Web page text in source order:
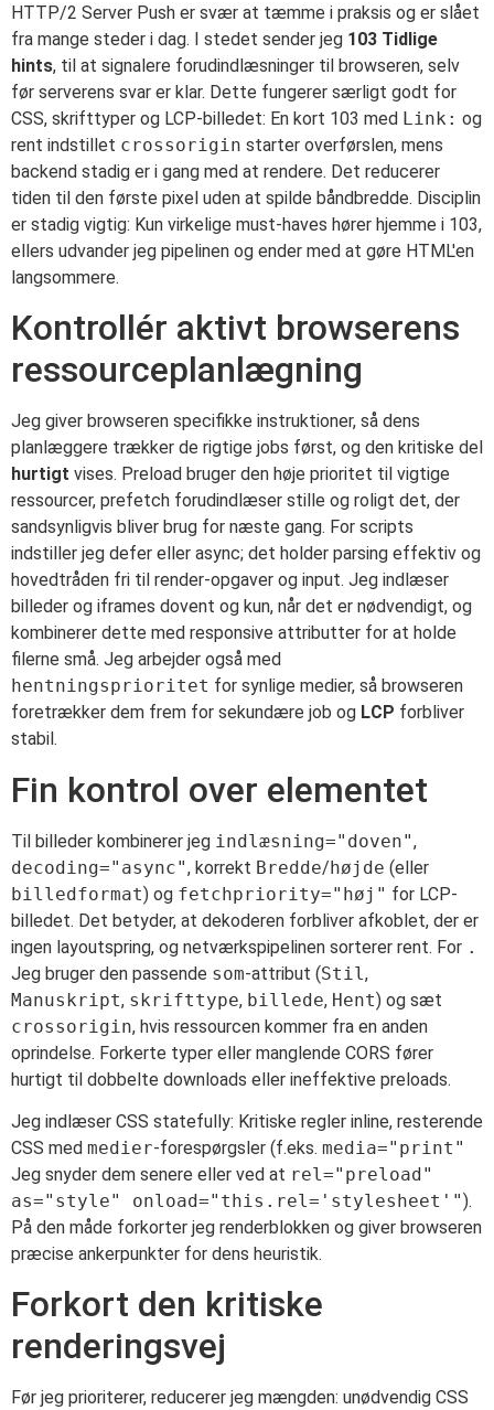
HTTP/2 Server Push er svær at tæmme i praksis og er slået
fra mange steder i dag. I stedet sender jeg 103 Tidlige
hints, til at signalere forudindlæsninger til browseren, selv
før serverens svar er klar. Dette fungerer særligt godt for
CSS, skrifttyper og LCP-billedet: En kort 103 med Link: og
rent indstillet crossorigin starter overførslen, mens
backend stadig er i gang med at rendere. Det reducerer
tiden til den første pixel uden at spilde båndbredde. Disciplin
er stadig vigtig: Kun virkelige must-haves hører hjemme i 103,
ellers udvander jeg pipelinen og ender med at gøre HTML'en
langsommere.
Kontrollér aktivt browserens
ressourceplanlægning
Jeg giver browseren specifikke instruktioner, så dens
planlæggere trækker de rigtige jobs først, og den kritiske del
hurtigt vises. Preload bruger den høje prioritet til vigtige
ressourcer, prefetch forudindlæser stille og roligt det, der
sandsynligvis bliver brug for næste gang. For scripts
indstiller jeg defer eller async; det holder parsing effektiv og
hovedtråden fri til render-opgaver og input. Jeg indlæser
billeder og iframes dovent og kun, når det er nødvendigt, og
kombinerer dette med responsive attributter for at holde
filerne små. Jeg arbejder også med
hentningsprioritet for synlige medier, så browseren
foretrækker dem frem for sekundære job og LCP forbliver
stabil.
Fin kontrol over elementet
Til billeder kombinerer jeg indlæsning="doven",
decoding="async", korrekt Bredde/højde (eller
billedformat) og fetchpriority="høj" for LCP-
billedet. Det betyder, at dekoderen forbliver afkoblet, der er
ingen layoutspring, og netværkspipelinen sorterer rent. For .
Jeg bruger den passende som-attribut (Stil ,
Manuskript, skrifttype, billede, Hent) og sæt
crossorigin, hvis ressourcen kommer fra en anden
oprindelse. Forkerte typer eller manglende CORS fører
hurtigt til dobbelte downloads eller ineffektive preloads.
Jeg indlæser CSS statefully: Kritiske regler inline, resterende
CSS med medier-forespørgsler (f.eks. media="print"
Jeg snyder dem senere eller ved at rel="preload"
as="style" onload="this.rel='stylesheet'").
På den måde forkorter jeg renderblokken og giver browseren
præcise ankerpunkter for dens heuristik.
Forkort den kritiske
renderingsvej
Før jeg prioriterer, reducerer jeg mængden: unødvendig CSS